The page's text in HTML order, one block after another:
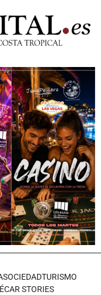
SOCIEDADTURISMO
STORIES